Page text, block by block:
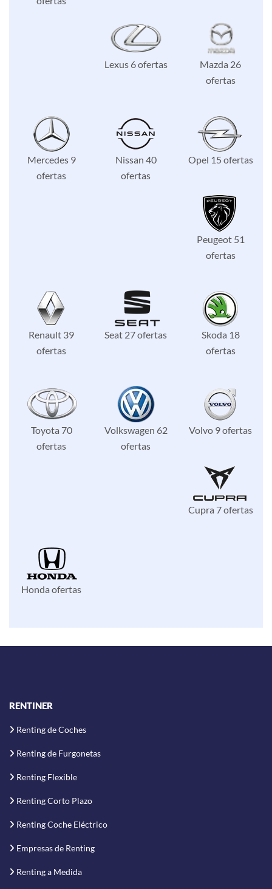
Lexus 6 ofertas
Mazda 26
ofertas
Mercedes 9
ofertas
Nissan 40
ofertas
Opel 15 ofertas
Peugeot 51
ofertas
Renault 39
ofertas
Seat 27 ofertas
Skoda 18
ofertas
Toyota 70
ofertas
Volkswagen 62
ofertas
Volvo 9 ofertas
Cupra 7 ofertas
Honda ofertas
RENTINER
Renting de Coches
Renting de Furgonetas
Renting Flexible
Renting Corto Plazo
Renting Coche Eléctrico
Empresas de Renting
Renting a Medida